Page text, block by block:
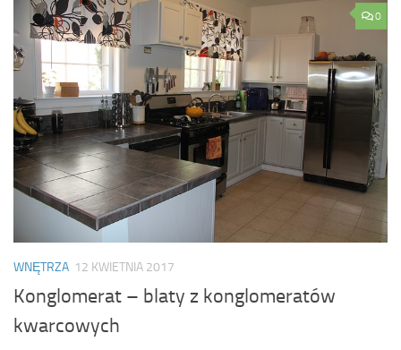
0
WNĘTRZA 12 KWIETNIA 2017
Konglomerat – blaty z konglomeratów
kwarcowych